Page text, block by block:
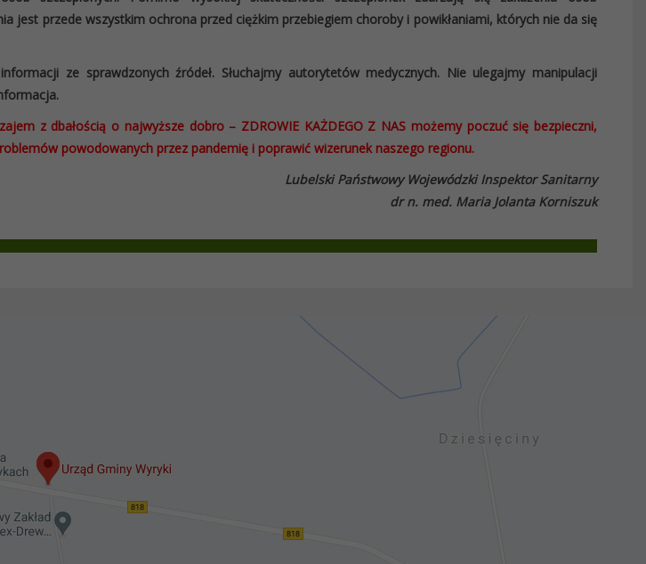
jest przede wszystkim ochrona przed ciężkim przebiegiem choroby i powikłaniami, których nie da się
ze sprawdzonych źródeł. Słuchajmy autorytetów medycznych. Nie ulegajmy manipulacji
z dbałością o najwyższe dobro – ZDROWIE KAŻDEGO Z NAS możemy poczuć się bezpieczni,
powodowanych przez pandemię i poprawić wizerunek naszego regionu.
Lubelski Państwowy Wojewódzki Inspektor Sanitarny
dr n. med. Maria Jolanta Korniszuk